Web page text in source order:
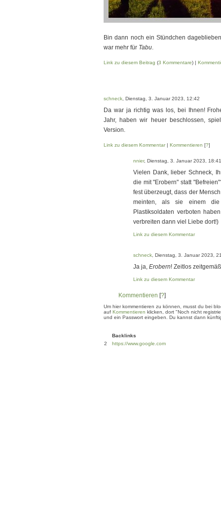
Bin dann noch ein Stündchen
war mehr für Tabu.
Link zu diesem Beitrag (3 Kommentare) |
schneck , Dienstag, 3. Januar 2023, 12:42
Da war ja richtig was los, bei Ihnen!
Jahr, haben wir heuer beschlossen,
Version.
Link zu diesem Kommentar| Kommentieren [?]
nnier, Dienstag, 3. Januar 2023, 18:41
Vielen Dank, lieber Schneck,
die mit "Erobern" statt
fest überzeugt, dass der
meinten, als sie einem
Plastiksoldaten verboten
verbreiten dann viel Liebe dort!)
Link zu diesem Kommentar
schneck , Dienstag, 3. Januar 2023,
Ja ja, Erobern! Zeitlos
Link zu diesem Kommentar
Kommentieren [?]
Um hier kommentieren zu können, musst du bei
auf Kommentieren klicken, dort "Noch nicht
und ein Passwort eingeben. Du kannst dann
Backlinks
2
https://www.google.com